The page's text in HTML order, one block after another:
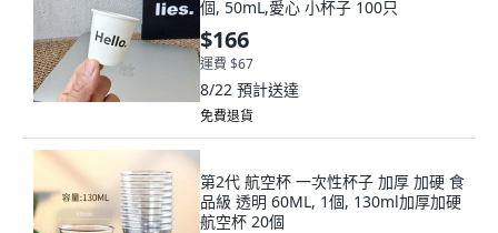
個, 50mL,愛心 小杯子 100只
$166
運費 $67
8/22 預計送達
免費退貨
第2代 航空杯 一次性杯子 加厚 加硬 食
品級 透明 60ML, 1個, 130ml加厚加硬
航空杯 20個